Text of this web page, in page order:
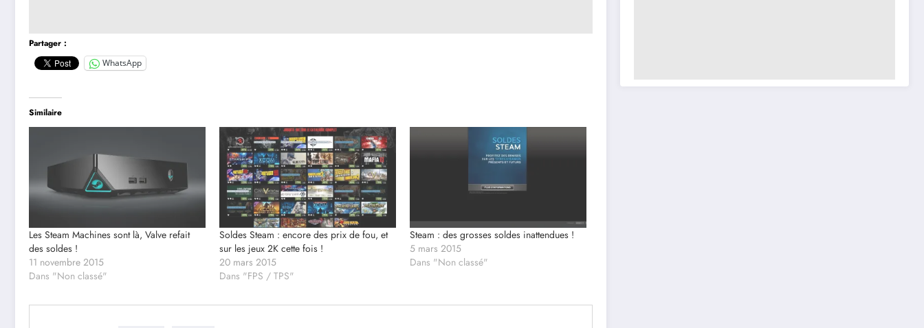
Partager :
WhatsApp
Similaire
Les Steam Machines sont là, Valve refait
des soldes !
11 novembre 2015
Dans "Non classé"
Soldes Steam : encore des prix de fou, et
sur les jeux 2K cette fois !
20 mars 2015
Dans "FPS / TPS"
Steam : des grosses soldes inattendues !
5 mars 2015
Dans "Non classé"